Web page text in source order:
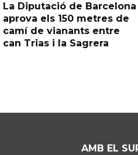
La Diputació de Barcelona
aprova els 150 metres de
camí de vianants entre
can Trias i la Sagrera
AMB EL